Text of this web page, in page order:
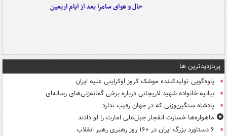
حال و هوای سامرا بعد از ایام اربعین
پربازدیدترین ها
یاوه‌گویی تولیدکننده موشک کروز اوکراینی علیه ایران
بیانیه خانواده شهید لاریجانی درباره برخی گمانه‌زنی‌های رسانه‌ای
پادشاه سنگین‌وزنی که در جهان رقیب ندارد
ماهواره‌ها خسارت انفجار جبل‌علی امارت را لو دادند
۶ دستاورد بزرگ ایران در ۱۶۰ روز رهبری رهبر انقلاب